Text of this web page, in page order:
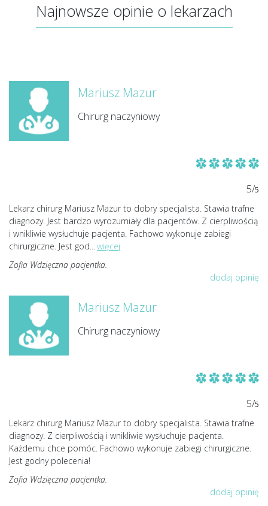
Najnowsze opinie o lekarzach
Mariusz Mazur
Chirurg naczyniowy
5/5
Lekarz chirurg Mariusz Mazur to dobry specjalista. Stawia trafne
diagnozy. Jest bardzo wyrozumiały dla pacjentów. Z cierpliwością
i wnikliwie wysłuchuje pacjenta. Fachowo wykonuje zabiegi
chirurgiczne. Jest god
więcej
Zofia Wdzięczna pacjentka.
dodaj opinię
Mariusz Mazur
Chirurg naczyniowy
5/5
Lekarz chirurg Mariusz Mazur to dobry specjalista. Stawia trafne
diagnozy. Z cierpliwością i wnikliwie wysłuchuje pacjenta.
Każdemu chce pomóc. Fachowo wykonuje zabiegi chirurgiczne.
Jest godny polecenia!
Zofia Wdzięczna pacjentka.
dodaj opinię